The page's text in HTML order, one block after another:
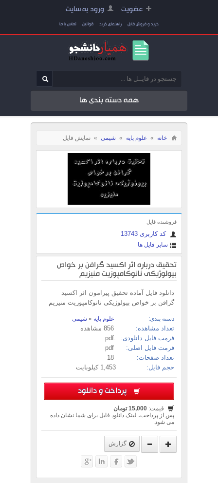
عضویت ورود به سایت
خرید و فروش فایل راهنمای خرید قوانین تماس با ما
همه دسته بندی ها
خانه » علوم پایه » شیمی » نمایش فایل
فروشنده فایل
کد کاربری 13743
سایر فایل ها
تحقیق درباره اثر اکسید گرافن بر خواص
بیولوژیکی نانوکامپوزیت منیزیم
دانلود فایل آماده تحقیق پیرامون اثر اکسید
گرافن بر خواص بیولوژیکی نانوکامپوزیت منیزیم
دسته بندی: علوم پایه » شیمی
تعداد مشاهده:
فرمت فایل دانلودی:
فرمت فایل اصلی:
تعداد صفحات:
حجم فایل:
1,453 کیلوبایت
پرداخت و دانلود
قیمت: 15,000 تومان
پس از پرداخت، لینک دانلود فایل برای شما نشان داده
می شود.
گزارش